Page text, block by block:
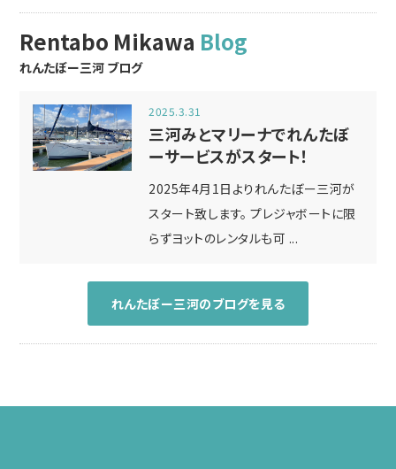
Rentabo Mikawa Blog
れんたぼー三河 ブログ
2025.3.31
三河みとマリーナでれんたぼ
ーサービスがスタート！
2025年4月1日よりれんたぼー三河が
スタート致します。 プレジャボートに限
らずヨットのレンタルも可 ...
れんたぼー三河のブログを見る